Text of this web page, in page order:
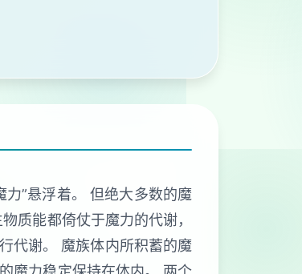
力”悬浮着。 但绝大多数的魔
质能都倚仗于魔力的代谢，
代谢。 魔族体内所积蓄的魔